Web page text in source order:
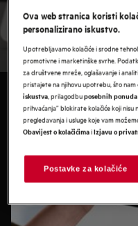
mnogo toga.
Preuzmite na Google
Ova web stranica koristi
personalizirano iskustvo.
Upotrebljavamo kolačiće i srodne
promotivne i marketinške svrhe.
za društvene mreže, oglašavanje i
pristajete na njihovu upotrebu, što nam
iskustva, prilagodbuposebnih ponuda
prihvaćanja” blokirate kolačiće koji
pregledavanja i usluge koje vam
Obavijest o kolačićimaiIzjavu o
Postavke za kolačiće